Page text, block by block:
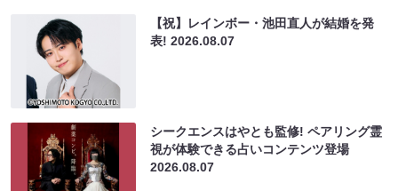
【祝】レインボー・池田直人が結婚を発
表!2026.08.07
シークエンスはやとも監修! ペアリング霊
視が体験できる占いコンテンツ登場
2026.08.07